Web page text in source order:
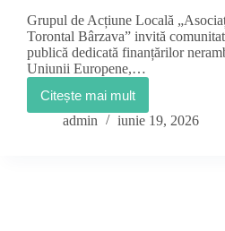
Grupul de Acțiune Locală
Torontal Bârzava” invită
publică dedicată finanțărilor
Uniunii Europene,…
Citește mai mult
Întâlnire
publică
admin iunie 19, 2026